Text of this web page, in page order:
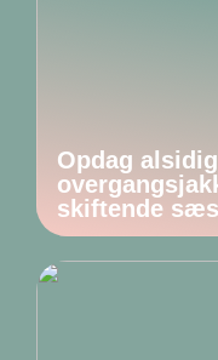
Opdag
skiftende